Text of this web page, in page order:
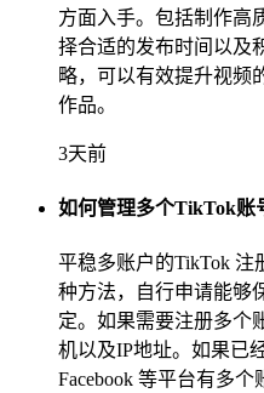
方面入手。包括制作高
择合适的发布时间以及
略，可以有效提升视频
作品。
3天前
如何管理多个TikTok账
平稳多账户的TikTok 注
种方法，自行申请能够
定。如果需要注册多个
机以及IP地址。如果已
Facebook 等平台有多